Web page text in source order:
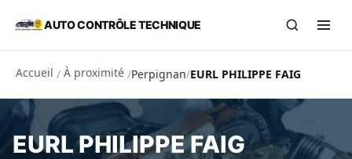
Aller au contenu principal
AUTO CONTRÔLE TECHNIQUE
Accueil / À proximité /Perpignan/EURL PHILIPPE FAIG
EURL PHILIPPE FAIG